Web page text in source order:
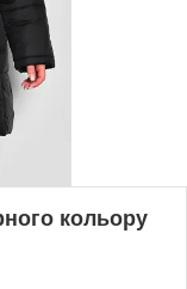
кольору